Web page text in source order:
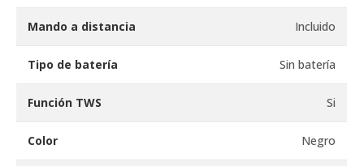
Mando a distancia Incluido
Tipo de batería Sin batería
Función TWS Si
Color Negro